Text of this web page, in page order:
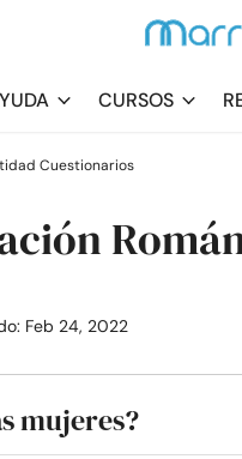
CURSOS
Cuestionarios
Feb 24, 2022
mujeres?